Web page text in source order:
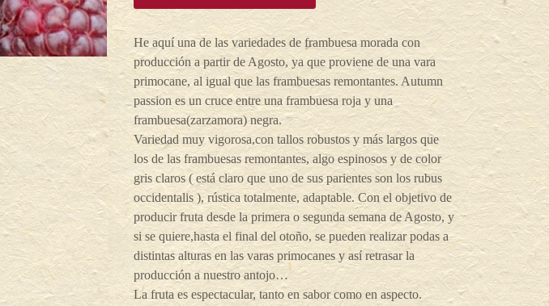
He aquí una de las variedades de frambuesa morada con
producción a partir de Agosto, ya que proviene de una vara
primocane, al igual que las frambuesas remontantes. Autumn
passion es un cruce entre una frambuesa roja y una
frambuesa(zarzamora) negra.
Variedad muy vigorosa,con tallos robustos y más largos que
los de las frambuesas remontantes, algo espinosos y de color
gris claros ( está claro que uno de sus parientes son los rubus
occidentalis ), rústica totalmente, adaptable. Con el objetivo de
producir fruta desde la primera o segunda semana de Agosto, y
si se quiere,hasta el final del otoño, se pueden realizar podas a
distintas alturas en las varas primocanes y así retrasar la
producción a nuestro antojo…
La fruta es espectacular, tanto en sabor como en aspecto.